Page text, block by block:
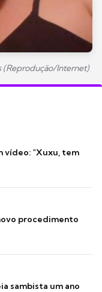
(Reprodução/Internet)
vídeo: "Xuxu, tem
procedimento
sambista um ano